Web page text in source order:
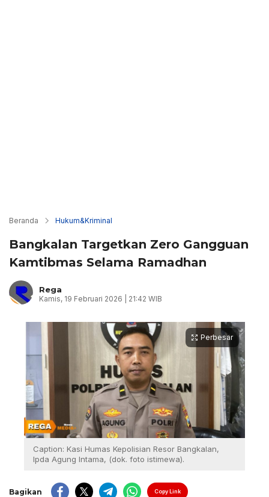
Beranda Hukum&Kriminal
Bangkalan Targetkan Zero Gangguan
Kamtibmas Selama Ramadhan
Rega
Kamis, 19 Februari 2026 | 21:42 WIB
Perbesar
Caption: Kasi Humas Kepolisian Resor Bangkalan,
Ipda Agung Intama, (dok. foto istimewa).
Bagikan Copy Link